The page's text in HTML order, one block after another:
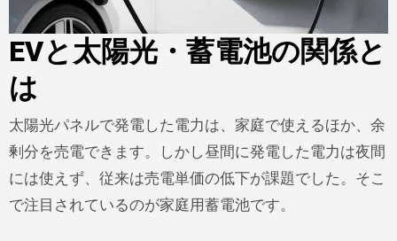
EVと太陽光・蓄電池の関係と
は
太陽光パネルで発電した電力は、家庭で使えるほか、余
剰分を売電できます。しかし昼間に発電した電力は夜間
には使えず、従来は売電単価の低下が課題でした。そこ
で注目されているのが家庭用蓄電池です。